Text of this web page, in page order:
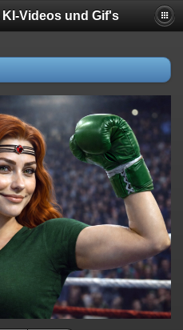
Videos und Gif's